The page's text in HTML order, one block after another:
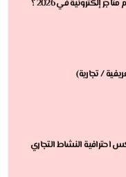
إلكترونية في 2026 ؟
/ تجارية)
النشاط التجاري